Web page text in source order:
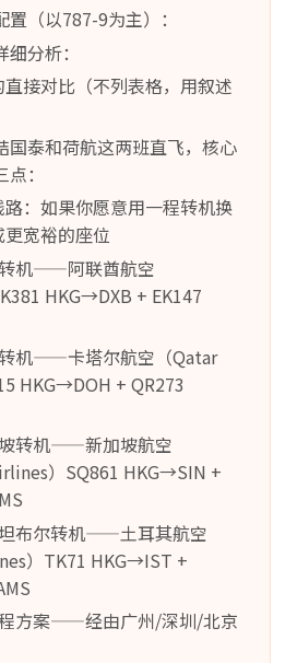
（以787-9为主）：
分析：
接对比（不列表格，用叙述
国泰和荷航这两班直飞，核心
：
：如果你愿意用一程转机换
宽裕的座位
机——阿联酋航空
HKG→DXB + EK147
机——卡塔尔航空（Qatar
HKG→DOH + QR273
转机——新加坡航空
）SQ861 HKG→SIN +
布尔转机——土耳其航空
）TK71 HKG→IST +
方案——经由广州/深圳/北京